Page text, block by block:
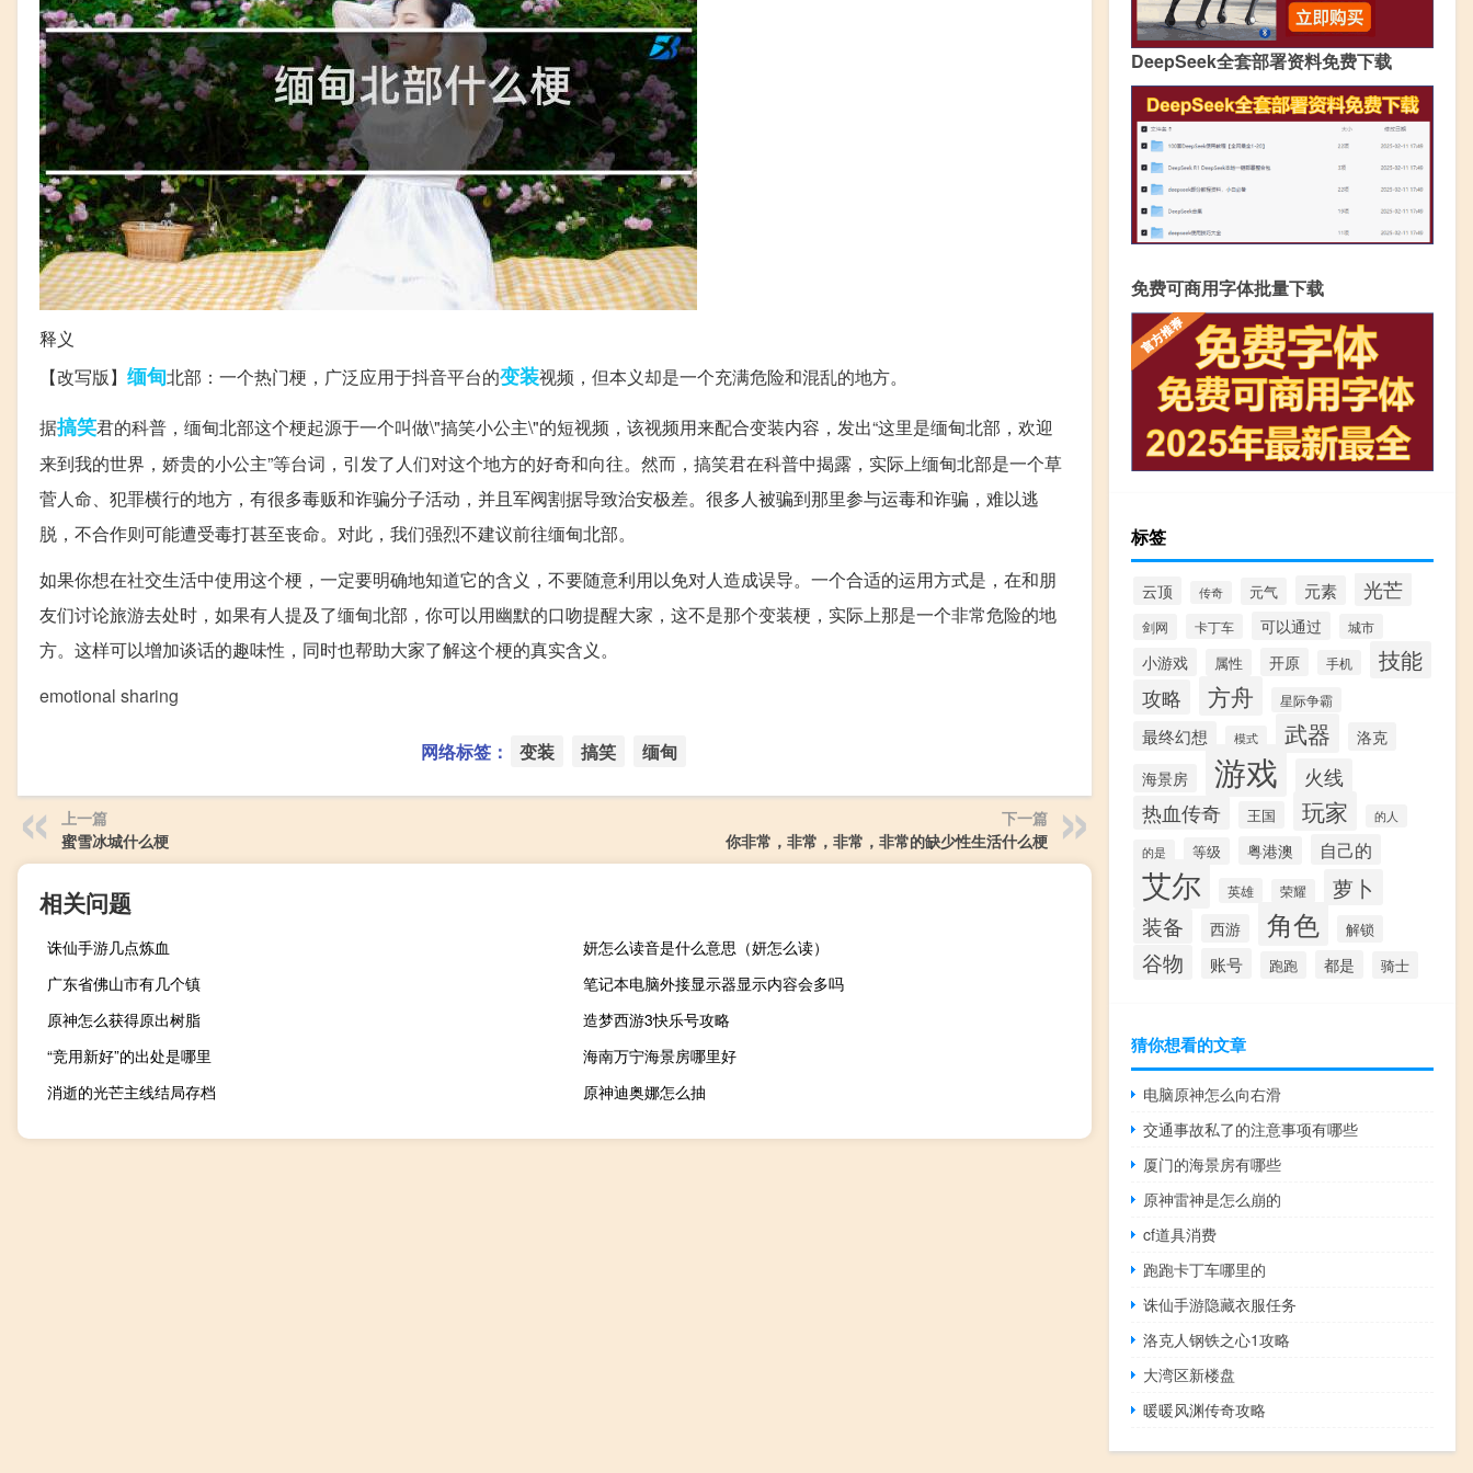
释义
【改写版】 缅甸北部：一个热门梗，广泛应用于抖音平台的变装视频，但本义却是一个充满危险和混乱的地方。
据搞笑君的科普，缅甸北部这个梗起源于一个叫做\"搞笑小公主\"的短视频，该视频用来配合变装内容，发出“这里是缅甸北部，欢迎
来到我的世界，娇贵的小公主”等台词，引发了人们对这个地方的好奇和向往。然而，搞笑君在科普中揭露，实际上缅甸北部是一个草
菅人命、犯罪横行的地方，有很多毒贩和诈骗分子活动，并且军阀割据导致治安极差。很多人被骗到那里参与运毒和诈骗，难以逃
脱，不合作则可能遭受毒打甚至丧命。对此，我们强烈不建议前往缅甸北部。
如果你想在社交生活中使用这个梗，一定要明确地知道它的含义，不要随意利用以免对人造成误导。一个合适的运用方式是，在和朋
友们讨论旅游去处时，如果有人提及了缅甸北部，你可以用幽默的口吻提醒大家，这不是那个变装梗，实际上那是一个非常危险的地
方。这样可以增加谈话的趣味性，同时也帮助大家了解这个梗的真实含义。
emotional sharing
网络标签： 变装 搞笑 缅甸
上一篇
蜜雪冰城什么梗
下一篇
你非常，非常，非常，非常的缺少性生活什么梗
相关问题
诛仙手游几点炼血
妍怎么读音是什么意思（妍怎么读）
广东省佛山市有几个镇
笔记本电脑外接显示器显示内容会多吗
原神怎么获得原出树脂
造梦西游3快乐号攻略
“竞用新好”的出处是哪里
海南万宁海景房哪里好
消逝的光芒主线结局存档
原神迪奥娜怎么抽
DeepSeek全套部署资料免费下载
免费可商用字体批量下载
标签
云顶 传奇 元气 元素 光芒
剑网 卡丁车 可以通过 城市
小游戏 属性 开原 手机 技能
攻略 方舟 星际争霸
最终幻想 模式 武器
洛克
海景房
游戏 火线
热血传奇 王国 玩家 的人
的是 等级 粤港澳 自己的
艾尔 英雄 荣耀 萝卜
装备 西游 角色 解锁
谷物 账号 跑跑 都是 骑士
猜你想看的文章
电脑原神怎么向右滑
交通事故私了的注意事项有哪些
厦门的海景房有哪些
原神雷神是怎么崩的
cf道具消费
跑跑卡丁车哪里的
诛仙手游隐藏衣服任务
洛克人钢铁之心1攻略
大湾区新楼盘
暖暖风渊传奇攻略